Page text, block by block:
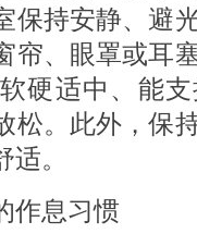
保持安静、避
帘、眼罩或耳
硬适中、能
松。此外，保
。
息习惯